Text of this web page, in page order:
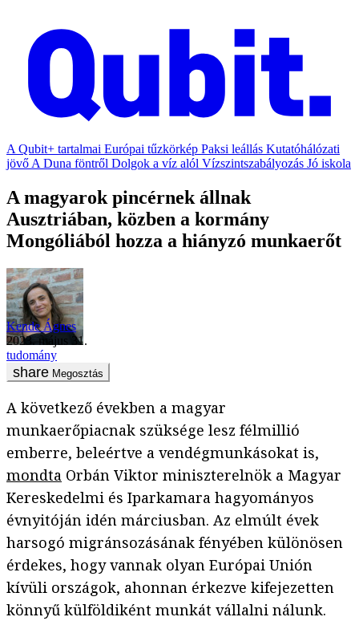
A Qubit+ tartalmai Európai tűzkörkép Paksi leállás Kutatóhálózati
jövő A Duna föntről Dolgok a víz alól Vízszintszabályozás Jó iskola
A magyarok pincérnek állnak
Ausztriában, közben a kormány
Mongóliából hozza a hiányzó munkaerőt
Kende Ágnes
2023. május 31.
tudomány
Megosztás
A következő években a magyar
munkaerőpiacnak szüksége lesz félmillió
emberre, beleértve a vendégmunkásokat is,
mondta Orbán Viktor miniszterelnök a Magyar
Kereskedelmi és Iparkamara hagyományos
évnyitóján idén márciusban. Az elmúlt évek
harsogó migránsozásának fényében különösen
érdekes, hogy vannak olyan Európai Unión
kívüli országok, ahonnan érkezve kifejezetten
könnyű külföldiként munkát vállalni nálunk.